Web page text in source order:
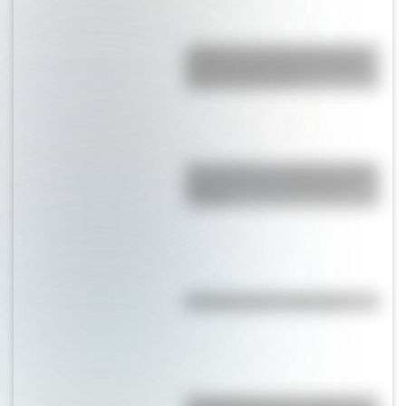
¿Sabías que Argentina tuvo la
San Cayetano: ¿quién fue y por